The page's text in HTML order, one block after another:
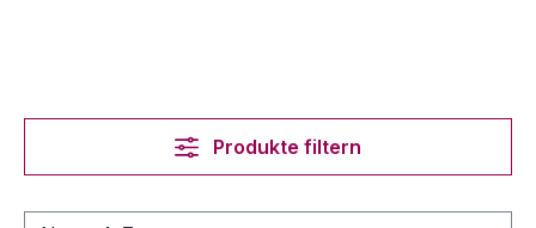
Produkte filtern